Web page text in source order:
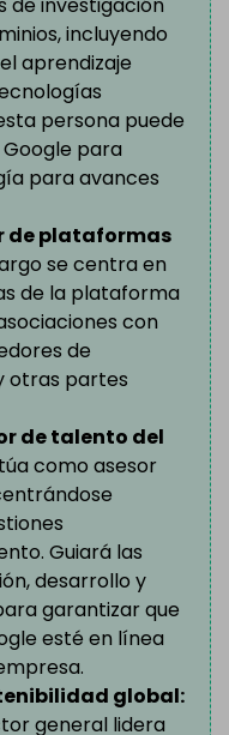
incluyendo
aprendizaje
persona puede
para
para avances
de plataformas
se centra en
de la plataforma
con
de
otras partes
de talento del
como asesor
Guiará las
desarrollo y
garantizar que
esté en línea
global:
general lidera